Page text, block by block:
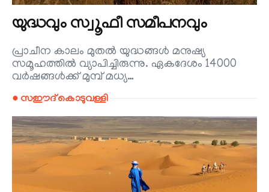
യുദ്ധവും സ്വൂഫീ സമീപനവും
പ്രാചീന കാലം മുതൽ യുദ്ധങ്ങൾ മനുഷ്യ
സമൂഹത്തിൽ വ്യാപിച്ചിരുന്നു. ഏകദേശം 14000
വർഷങ്ങൾക്ക് മുമ്പ് മധ്യ…
● സഈദ് കൊടുവള്ളി